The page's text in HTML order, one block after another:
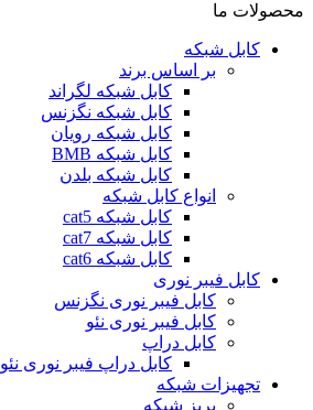
محصولات ما
کابل شبکه
بر اساس برند
کابل شبکه لگراند
کابل شبکه نگزنس
کابل شبکه رویان
کابل شبکه ‌BMB
کابل شبکه بلدن
انواع کابل شبکه
کابل شبکه cat5
کابل شبکه cat7
کابل شبکه cat6
کابل فیبر نوری
کابل فیبر نوری نگزنس
کابل فیبر نوری نئو
کابل دراپ
کابل دراپ فیبر نوری نئو
تجهیزات شبکه
پریز شبکه